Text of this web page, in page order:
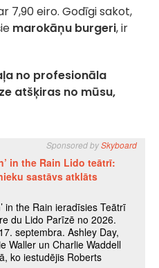
7,90 eiro. Godīgi sakot,
marokāņu burgeri, ir
no profesionāla
atšķiras no mūsu,